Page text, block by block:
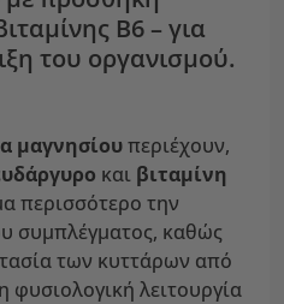
Β6 – για
του οργανισμού.
μαγνησίουπεριέχουν,
και βιταμίνη
περισσότερο την
συμπλέγματος, καθώς
των κυττάρων από
φυσιολογική λειτουργία